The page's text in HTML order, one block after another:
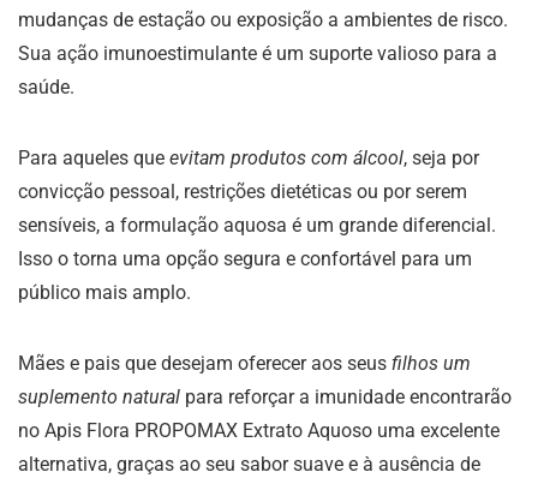
mudanças de estação ou exposição a ambientes de risco.
Sua ação imunoestimulante é um suporte valioso para a
saúde.
Para aqueles que evitam produtos com álcool, seja por
convicção pessoal, restrições dietéticas ou por serem
sensíveis, a formulação aquosa é um grande diferencial.
Isso o torna uma opção segura e confortável para um
público mais amplo.
Mães e pais que desejam oferecer aos seus filhos um
suplemento natural para reforçar a imunidade encontrarão
no Apis Flora PROPOMAX Extrato Aquoso uma excelente
alternativa, graças ao seu sabor suave e à ausência de